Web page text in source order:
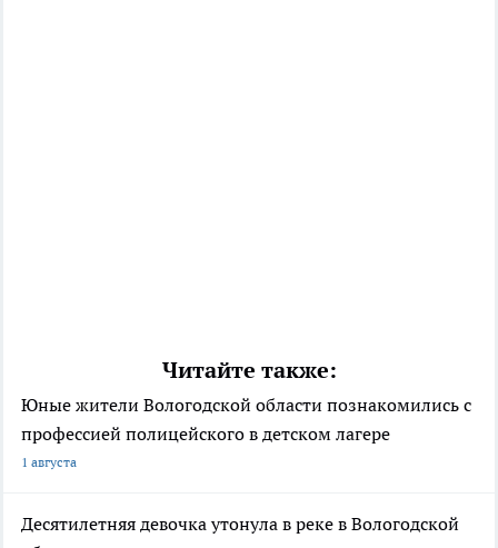
Читайте также:
Юные жители Вологодской области познакомились с
профессией полицейского в детском лагере
1 августа
Десятилетняя девочка утонула в реке в Вологодской